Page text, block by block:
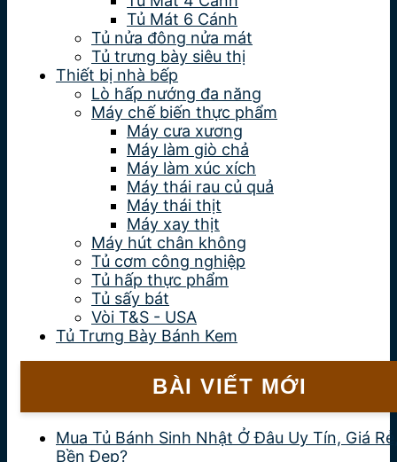
Tủ Mát 6 Cánh
Tủ nửa đông nửa mát
Tủ trưng bày siêu thị
Thiết bị nhà bếp
Lò hấp nướng đa năng
Máy chế biến thực phẩm
Máy cưa xương
Máy làm giò chả
Máy làm xúc xích
Máy thái rau củ quả
Máy thái thịt
Máy xay thịt
Máy hút chân không
Tủ cơm công nghiệp
Tủ hấp thực phẩm
Tủ sấy bát
Vòi T&S - USA
Tủ Trưng Bày Bánh Kem
BÀI VIẾT MỚI
Mua Tủ Bánh Sinh Nhật Ở Đâu Uy Tín, Giá
Bền Đẹp?